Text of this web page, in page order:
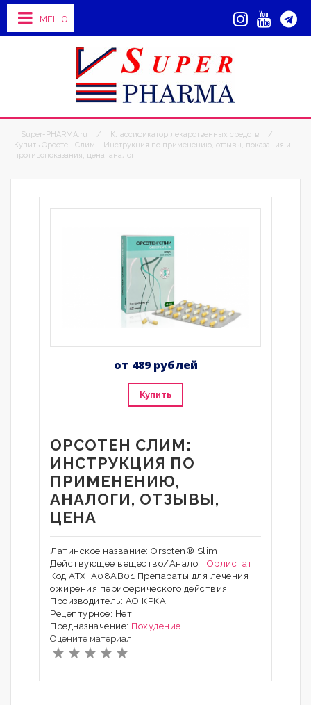
МЕНЮ
Super-PHARMA.ru / Классификатор лекарственных средств
/
Купить Орсотен Слим – Инструкция по применению, отзывы, показания и
противопоказания, цена, аналог
от 489 рублей
Купить
ОРСОТЕН СЛИМ:
ИНСТРУКЦИЯ ПО
ПРИМЕНЕНИЮ,
АНАЛОГИ, ОТЗЫВЫ,
ЦЕНА
Латинское название: Orsoten® Slim
Действующее вещество/Аналог: Орлистат
Код АТХ: A08AB01 Препараты для лечения
ожирения периферического действия
Производитель: АО КРКА,
Рецептурное: Нет
Предназначение: Похудение
Оцените материал: